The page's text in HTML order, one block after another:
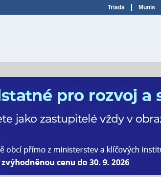
Triada Munis